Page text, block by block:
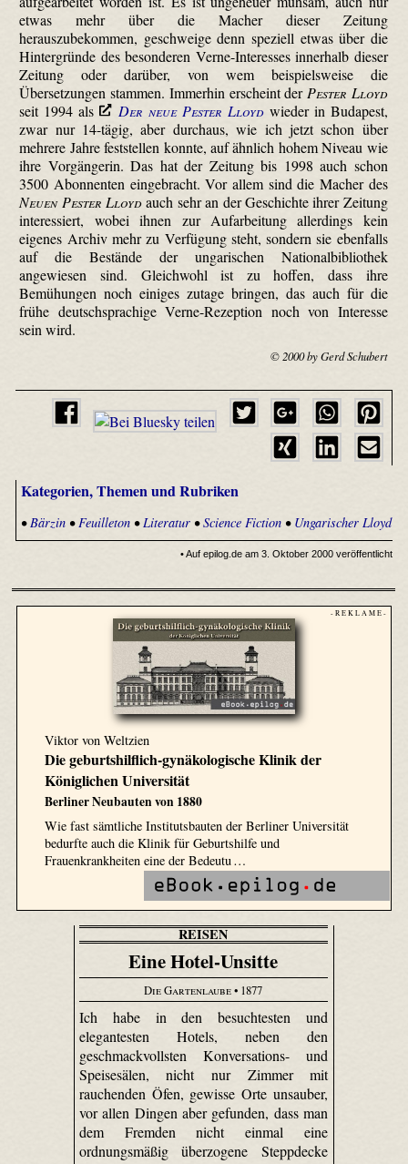
etwas mehr über die Macher dieser Zeitung
herauszubekommen, geschweige denn speziell etwas über die
Hintergründe des besonderen Verne-Interesses innerhalb dieser
Zeitung oder darüber, von wem beispielsweise die
Übersetzungen stammen. Immerhin erscheint der Pester Lloyd
seit 1994 als
Der neue Pester Lloydwieder in Budapest,
zwar nur 14-tägig, aber durchaus, wie ich jetzt schon über
mehrere Jahre feststellen konnte, auf ähnlich hohem Niveau wie
ihre Vorgängerin. Das hat der Zeitung bis 1998 auch schon
3500 Abonnenten eingebracht. Vor allem sind die Macher des
Neuen Pester Lloydauch sehr an der Geschichte ihrer Zeitung
interessiert, wobei ihnen zur Aufarbeitung allerdings kein
eigenes Archiv mehr zu Verfügung steht, sondern sie ebenfalls
auf die Bestände der ungarischen Nationalbibliothek
angewiesen sind. Gleichwohl ist zu hoffen, dass ihre
Bemühungen noch einiges zutage bringen, das auch für die
frühe deutschsprachige Verne-Rezeption noch von Interesse
sein wird.
© 2000 by Gerd Schubert
Kategorien, Themen und Rubriken
•Bärzin•Feuilleton•Literatur•Science Fiction• Ungarischer Lloyd
• Auf epilog.de am 3. Oktober 2000 veröffentlicht
- R E K L A M E -
Viktor von Weltzien
Die geburtshilflich-gynäkologische Klinik der
Königlichen Universität
Berliner Neubauten von 1880
Wie fast sämtliche Institutsbauten der Berliner Universität
bedurfte auch die Klinik für Geburtshilfe und
Frauenkrankheiten eine der Bedeutu …
REISEN
Eine Hotel-Unsitte
Die Gartenlaube• 1877
Ich habe in den besuchtesten und
elegantesten Hotels, neben den
geschmackvollsten Konversations- und
Speisesälen, nicht nur Zimmer mit
rauchenden Öfen, gewisse Orte unsauber,
vor allen Dingen aber gefunden, dass man
dem Fremden nicht einmal eine
ordnungsmäßig überzogene Steppdecke